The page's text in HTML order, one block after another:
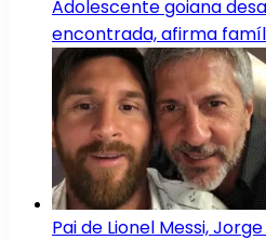
Adolescente goiana
encontrada, afirma
Pai de Lionel Messi,